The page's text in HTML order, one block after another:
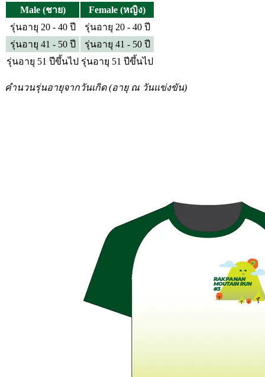
Male (ชาย)
Female (หญิง)
รุ่นอายุ 20 - 40 ปี
รุ่นอายุ 20 - 40 ปี
รุ่นอายุ 41 - 50 ปี
รุ่นอายุ 41 - 50 ปี
รุ่นอายุ 51 ปีขึ้นไป รุ่นอายุ 51 ปีขึ้นไป
คำนวนรุ่นอายุจากวันเกิด (อายุ ณ วันแข่งขัน)